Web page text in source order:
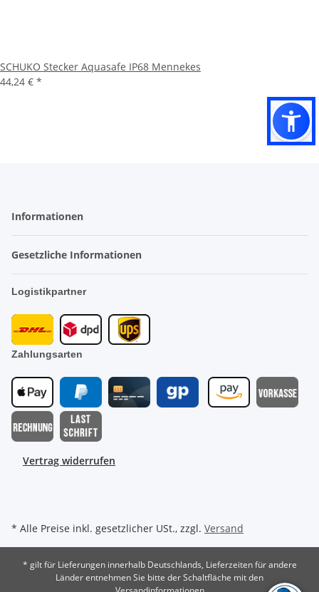
SCHUKO Stecker Aquasafe IP68 Mennekes
44,24 € *
Informationen
Gesetzliche Informationen
Logistikpartner
Zahlungsarten
Vertrag widerrufen
* Alle Preise inkl. gesetzlicher USt., zzgl. Versand
* gilt für Lieferungen innerhalb Deutschlands, Lieferzeiten für andere
Länder entnehmen Sie bitte der Schaltfläche mit den